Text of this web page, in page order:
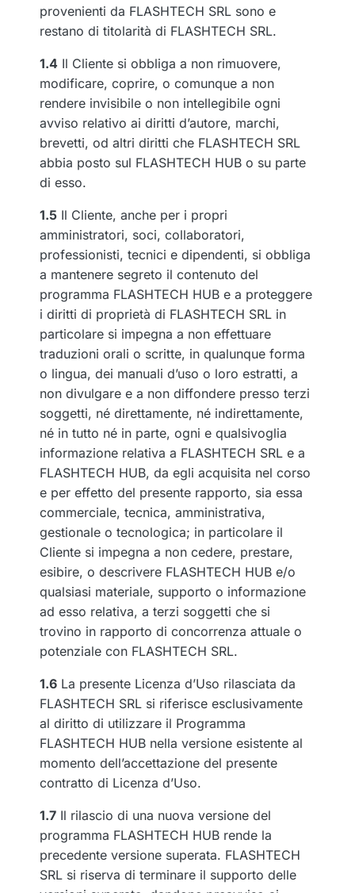
provenienti da FLASHTECH SRL sono e
restano di titolarità di FLASHTECH SRL.
1.4 Il Cliente si obbliga a non rimuovere,
modificare, coprire, o comunque a non
rendere invisibile o non intellegibile ogni
avviso relativo ai diritti d’autore, marchi,
brevetti, od altri diritti che FLASHTECH SRL
abbia posto sul FLASHTECH HUB o su parte
di esso.
1.5 Il Cliente, anche per i propri
amministratori, soci, collaboratori,
professionisti, tecnici e dipendenti, si obbliga
a mantenere segreto il contenuto del
programma FLASHTECH HUB e a proteggere
i diritti di proprietà di FLASHTECH SRL in
particolare si impegna a non effettuare
traduzioni orali o scritte, in qualunque forma
o lingua, dei manuali d’uso o loro estratti, a
non divulgare e a non diffondere presso terzi
soggetti, né direttamente, né indirettamente,
né in tutto né in parte, ogni e qualsivoglia
informazione relativa a FLASHTECH SRL e a
FLASHTECH HUB, da egli acquisita nel corso
e per effetto del presente rapporto, sia essa
commerciale, tecnica, amministrativa,
gestionale o tecnologica; in particolare il
Cliente si impegna a non cedere, prestare,
esibire, o descrivere FLASHTECH HUB e/o
qualsiasi materiale, supporto o informazione
ad esso relativa, a terzi soggetti che si
trovino in rapporto di concorrenza attuale o
potenziale con FLASHTECH SRL.
1.6 La presente Licenza d’Uso rilasciata da
FLASHTECH SRL si riferisce esclusivamente
al diritto di utilizzare il Programma
FLASHTECH HUB nella versione esistente al
momento dell’accettazione del presente
contratto di Licenza d’Uso.
1.7 Il rilascio di una nuova versione del
programma FLASHTECH HUB rende la
precedente versione superata. FLASHTECH
SRL si riserva di terminare il supporto delle